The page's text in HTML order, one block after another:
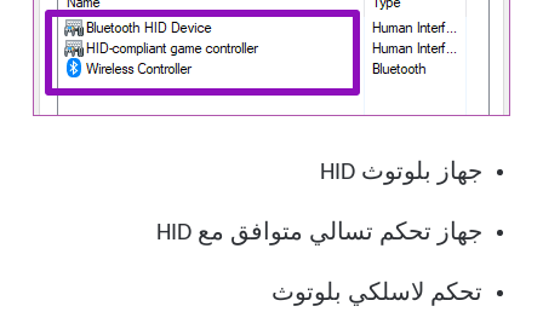
جهاز بلوتوث HID
جهاز تحكم تسالي متوافق مع HID
تحكم لاسلكي بلوتوث